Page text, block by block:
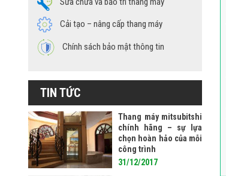
Cải tạo – nâng cấp thang máy
Chính sách bảo mật thông tin
TIN TỨC
Thang máy mitsubitshi
chính hãng – sự lựa
chọn hoàn hảo của mỗi
công trình
31/12/2017